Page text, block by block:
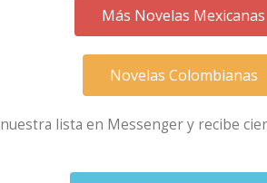
Más Novelas Mexicanas
Novelas Colombianas
lista en Messenger y recibe